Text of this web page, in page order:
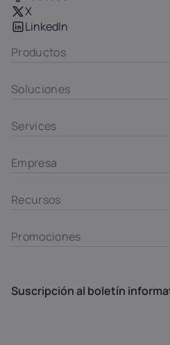
X
LinkedIn
Productos
Soluciones
Services
Empresa
Recursos
Promociones
Suscripción al boletín